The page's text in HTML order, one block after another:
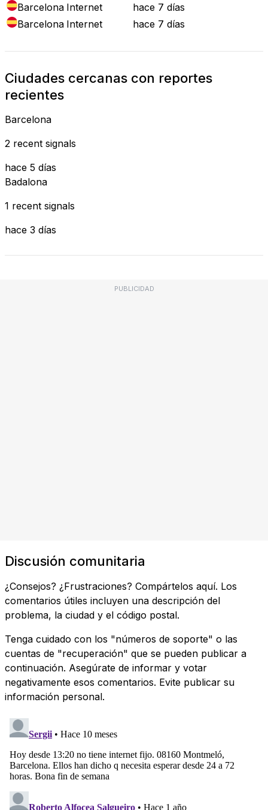
Barcelona Internet
hace 7 días
Barcelona Internet hace 7 días
Ciudades cercanas con reportes
recientes
Barcelona
2 recent signals
hace 5 días
Badalona
1 recent signals
hace 3 días
PUBLICIDAD
Discusión comunitaria
¿Consejos? ¿Frustraciones? Compártelos aquí. Los
comentarios útiles incluyen una descripción del
problema, la ciudad y el código postal.
Tenga cuidado con los "números de soporte" o las
cuentas de "recuperación" que se pueden publicar a
continuación. Asegúrate de informar y votar
negativamente esos comentarios. Evite publicar su
información personal.